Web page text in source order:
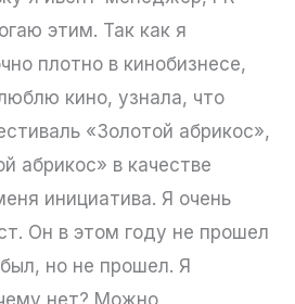
этим. Так как я
плотно в кинобизнесе,
кино, узнала, что
«Золотой абрикос»,
абрикос» в качестве
инициатива. Я очень
Он в этом году не прошел
но не прошел. Я
нет? Можно